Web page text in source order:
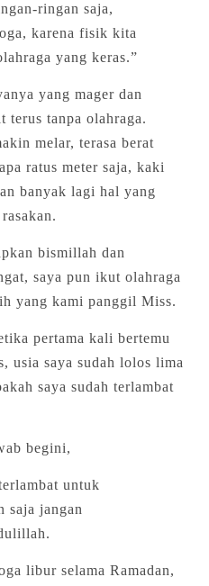
ringan saja,
karena fisik kita
yang keras.”
yang mager dan
tanpa olahraga.
melar, terasa berat
ratus meter saja, kaki
banyak lagi hal yang
bismillah dan
saya pun ikut olahraga
yang kami panggil Miss.
pertama kali bertemu
usia saya sudah lolos lima
saya sudah terlambat
begini,
untuk
saja jangan
libur selama Ramadan,